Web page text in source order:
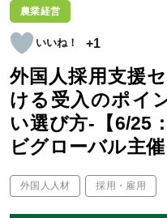
農業経営
+1
外国人採用支援
ける受入のポイ
い選び方-【6/25
ビグローバル主催
外国人人材 採用・雇用